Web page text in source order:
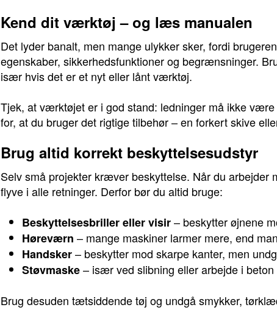
Kend dit værktøj – og læs manualen
Det lyder banalt, men mange ulykker sker, fordi
egenskaber, sikkerhedsfunktioner og begrænsninger.
især hvis det er et nyt eller lånt værktøj.
Tjek, at værktøjet er i god stand: ledninger må ikke
for, at du bruger det rigtige tilbehør – en forkert skive
Brug altid korrekt beskyttelsesudstyr
Selv små projekter kræver beskyttelse. Når du
flyve i alle retninger. Derfor bør du altid bruge:
Beskyttelsesbriller eller visir– beskytter øjnene
Høreværn – mange maskiner larmer mere, end
Handsker– beskytter mod skarpe kanter, men
Støvmaske– især ved slibning eller arbejde i
Brug desuden tætsiddende tøj og undgå smykker,